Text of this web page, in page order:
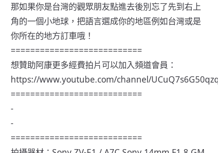
那如果你是台灣的觀眾朋友點進去後別忘了先到右上
角的一個小地球，把語言選成你的地區例如台灣或是
你所在的地方訂車哦！
===========================
想贊助阿康更多經費拍片可以加入頻道會員：
https://www.youtube.com/channel/
===========================
-
-
===========================